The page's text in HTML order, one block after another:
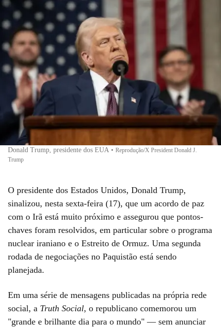
Donald Trump, presidente dos EUA • Reprodução/X President Donald J.
Trump
O presidente dos Estados Unidos, Donald Trump,
sinalizou, nesta sexta-feira (17), que um acordo de paz
com o Irã está muito próximo e assegurou que pontos-
chaves foram resolvidos, em particular sobre o programa
nuclear iraniano e o Estreito de Ormuz. Uma segunda
rodada de negociações no Paquistão está sendo
planejada.
Em uma série de mensagens publicadas na própria rede
social, a Truth Social, o republicano comemorou um
"grande e brilhante dia para o mundo" — sem anunciar